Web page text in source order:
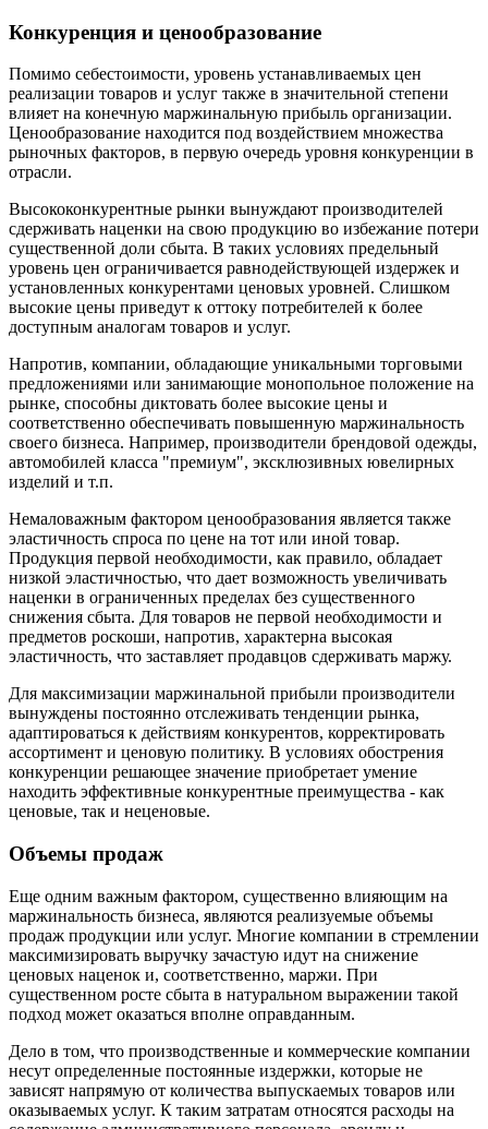
Конкуренция и ценообразование
Помимо себестоимости, уровень устанавливаемых цен
реализации товаров и услуг также в значительной степени
влияет на конечную маржинальную прибыль организации.
Ценообразование находится под воздействием множества
рыночных факторов, в первую очередь уровня конкуренции в
отрасли.
Высококонкурентные рынки вынуждают производителей
сдерживать наценки на свою продукцию во избежание потери
существенной доли сбыта. В таких условиях предельный
уровень цен ограничивается равнодействующей издержек и
установленных конкурентами ценовых уровней. Слишком
высокие цены приведут к оттоку потребителей к более
доступным аналогам товаров и услуг.
Напротив, компании, обладающие уникальными торговыми
предложениями или занимающие монопольное положение на
рынке, способны диктовать более высокие цены и
соответственно обеспечивать повышенную маржинальность
своего бизнеса. Например, производители брендовой одежды,
автомобилей класса "премиум", эксклюзивных ювелирных
изделий и т.п.
Немаловажным фактором ценообразования является также
эластичность спроса по цене на тот или иной товар.
Продукция первой необходимости, как правило, обладает
низкой эластичностью, что дает возможность увеличивать
наценки в ограниченных пределах без существенного
снижения сбыта. Для товаров не первой необходимости и
предметов роскоши, напротив, характерна высокая
эластичность, что заставляет продавцов сдерживать маржу.
Для максимизации маржинальной прибыли производители
вынуждены постоянно отслеживать тенденции рынка,
адаптироваться к действиям конкурентов, корректировать
ассортимент и ценовую политику. В условиях обострения
конкуренции решающее значение приобретает умение
находить эффективные конкурентные преимущества - как
ценовые, так и неценовые.
Объемы продаж
Еще одним важным фактором, существенно влияющим на
маржинальность бизнеса, являются реализуемые объемы
продаж продукции или услуг. Многие компании в стремлении
максимизировать выручку зачастую идут на снижение
ценовых наценок и, соответственно, маржи. При
существенном росте сбыта в натуральном выражении такой
подход может оказаться вполне оправданным.
Дело в том, что производственные и коммерческие компании
несут определенные постоянные издержки, которые не
зависят напрямую от количества выпускаемых товаров или
оказываемых услуг. К таким затратам относятся расходы на